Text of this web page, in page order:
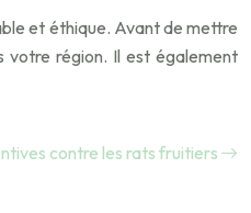
et éthique. Avant de mettre
votre région. Il est également
contre les rats fruitiers